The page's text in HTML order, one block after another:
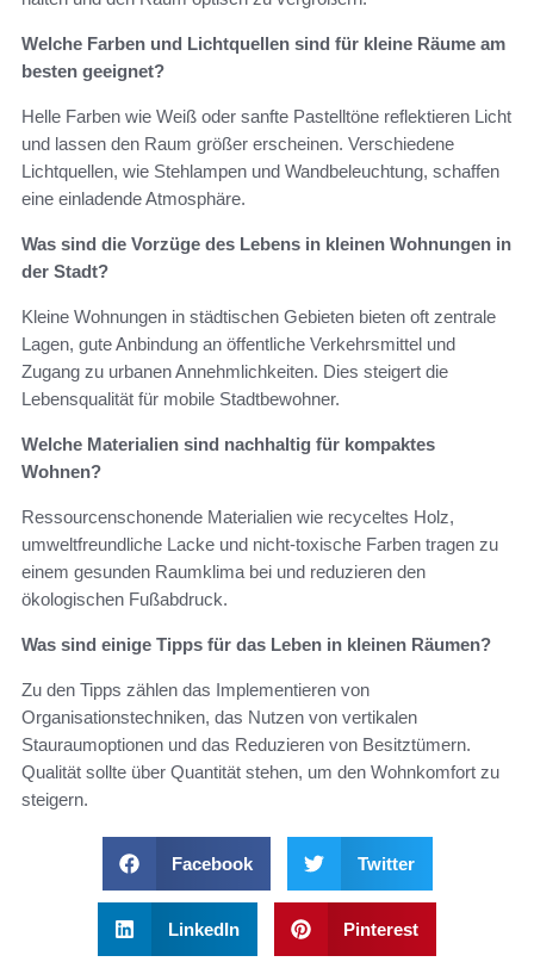
Welche Farben und Lichtquellen sind für kleine Räume am
besten geeignet?
Helle Farben wie Weiß oder sanfte Pastelltöne reflektieren Licht
und lassen den Raum größer erscheinen. Verschiedene
Lichtquellen, wie Stehlampen und Wandbeleuchtung, schaffen
eine einladende Atmosphäre.
Was sind die Vorzüge des Lebens in kleinen Wohnungen in
der Stadt?
Kleine Wohnungen in städtischen Gebieten bieten oft zentrale
Lagen, gute Anbindung an öffentliche Verkehrsmittel und
Zugang zu urbanen Annehmlichkeiten. Dies steigert die
Lebensqualität für mobile Stadtbewohner.
Welche Materialien sind nachhaltig für kompaktes
Wohnen?
Ressourcenschonende Materialien wie recyceltes Holz,
umweltfreundliche Lacke und nicht-toxische Farben tragen zu
einem gesunden Raumklima bei und reduzieren den
ökologischen Fußabdruck.
Was sind einige Tipps für das Leben in kleinen Räumen?
Zu den Tipps zählen das Implementieren von
Organisationstechniken, das Nutzen von vertikalen
Stauraumoptionen und das Reduzieren von Besitztümern.
Qualität sollte über Quantität stehen, um den Wohnkomfort zu
steigern.
Facebook Twitter
LinkedIn Pinterest